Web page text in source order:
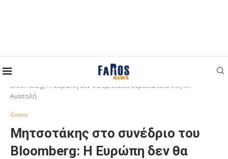
Home
Μητσοτάκης στο συνέδριο του
Bloomberg: Η Ευρώπη δεν θα εμπλακεί στρατιωτικά στη Μ.
Ανατολή
Greece
Μητσοτάκης στο συνέδριο του
Bloomberg: Η Ευρώπη δεν θα